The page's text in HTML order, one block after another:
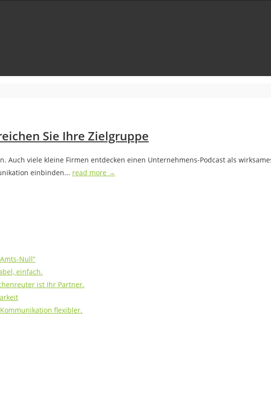
Sie Ihre Zielgruppe
Auch viele kleine Firmen entdecken einen Unternehmens-Podcast als
einbinden... read more →
Null“
einfach.
ist Ihr Partner.
flexibler.